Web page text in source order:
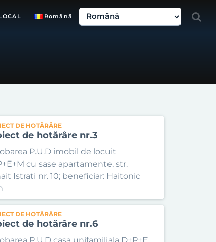
Română
DE HOTĂRÂRE
de hotărâre nr.3
P.U.D imobil de locuit
cu sase apartamente, str.
Istrati nr. 10; beneficiar: Haitonic
DE HOTĂRÂRE
de hotărâre nr.6